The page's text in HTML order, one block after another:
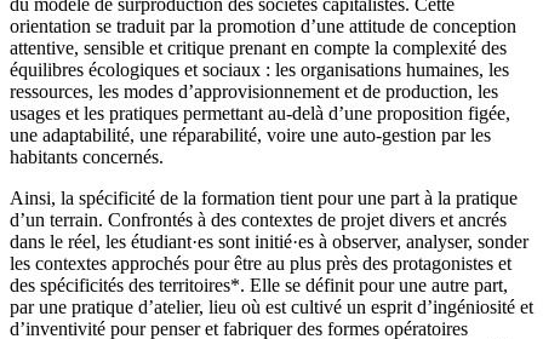
orientation se traduit par la promotion d’une attitude de conception
attentive, sensible et critique prenant en compte la complexité des
équilibres écologiques et sociaux : les organisations humaines, les
ressources, les modes d’approvisionnement et de production, les
usages et les pratiques permettant au-delà d’une proposition figée,
une adaptabilité, une réparabilité, voire une auto-gestion par les
habitants concernés.
Ainsi, la spécificité de la formation tient pour une part à la pratique
d’un terrain. Confrontés à des contextes de projet divers et ancrés
dans le réel, les étudiant·es sont initié·es à observer, analyser, sonder
les contextes approchés pour être au plus près des protagonistes et
des spécificités des territoires*. Elle se définit pour une autre part,
par une pratique d’atelier, lieu où est cultivé un esprit d’ingéniosité et
d’inventivité pour penser et fabriquer des formes opératoires